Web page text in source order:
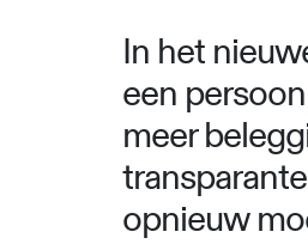
In het
een
meer
opnieuw